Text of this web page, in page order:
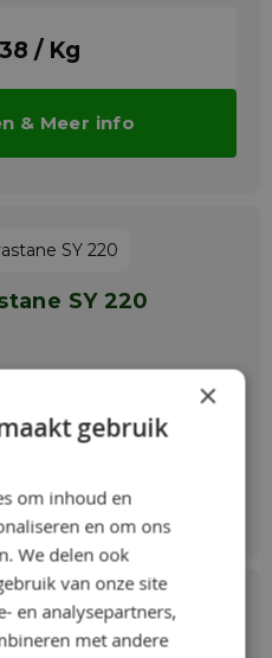
voor smering
in het
belastingen en
/ Kg
& Meer info
SY 220
/ Kg
& Meer info
×
gebruik
om inhoud en
en om ons
We delen ook
van onze site
en analysepartners,
met andere